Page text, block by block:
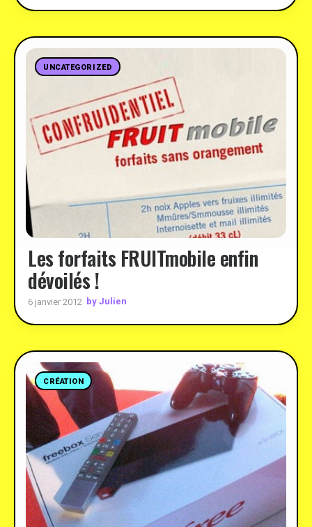
UNCATEGORIZED
Les forfaits FRUITmobile enfin
dévoilés !
6 janvier 2012 by Julien
CRÉATION